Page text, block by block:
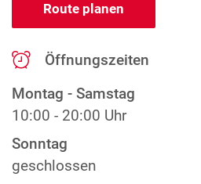
Route planen
Öffnungszeiten
Montag - Samstag
10:00 - 20:00 Uhr
Sonntag
geschlossen